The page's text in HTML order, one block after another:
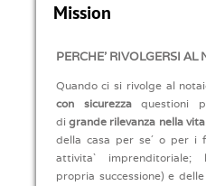
Mission
PERCHE' RIVOLGERSI AL
Quando ci si rivolge al
con sicurezzaquestioni
digrande rilevanza nella vita
della casa per se´ o per i
attivita` imprenditoriale;
propria successione) e